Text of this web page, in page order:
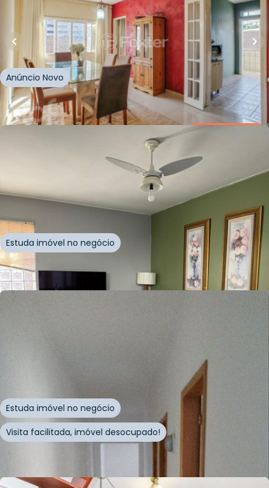
• quartos•1banheiro •0 vagas
Apartamento • Residencial Azenha
Avenida da Azenha ,Azenha,Porto Alegre
Anúncio Novo
Whatsapp
Cód.1017473
banheiros•0vagas
Apartamento • Residencial Azenha 338
Avenida da Azenha,Azenha,Porto Alegre
Estuda imóvel no negócio
Whatsapp
Cód.941627
Porto Alegre
Estuda imóvel no negócio
Visita facilitada, imóvel desocupado!